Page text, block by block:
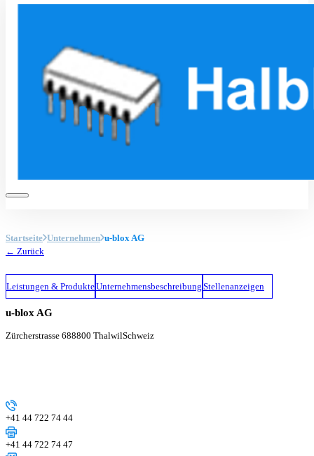
Startseite Unternehmen u-blox AG
← Zurück
Leistungen & ProdukteUnternehmensbeschreibung Stellenanzeigen
u-blox AG
Zürcherstrasse 688800 ThalwilSchweiz
+41 44 722 74 44
+41 44 722 74 47